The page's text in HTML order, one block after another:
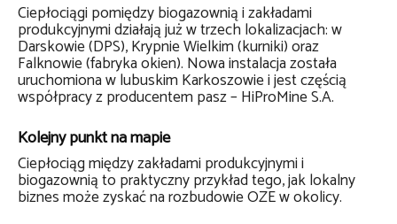
Ciepłociągi pomiędzy biogazownią i zakładami
produkcyjnymi działają już w trzech lokalizacjach: w
Darskowie (DPS), Krypnie Wielkim (kurniki) oraz
Falknowie (fabryka okien). Nowa instalacja została
uruchomiona w lubuskim Karkoszowie i jest częścią
współpracy z producentem pasz – HiProMine S.A.
Kolejny punkt na mapie
Ciepłociąg między zakładami produkcyjnymi i
biogazownią to praktyczny przykład tego, jak lokalny
biznes może zyskać na rozbudowie OZE w okolicy.